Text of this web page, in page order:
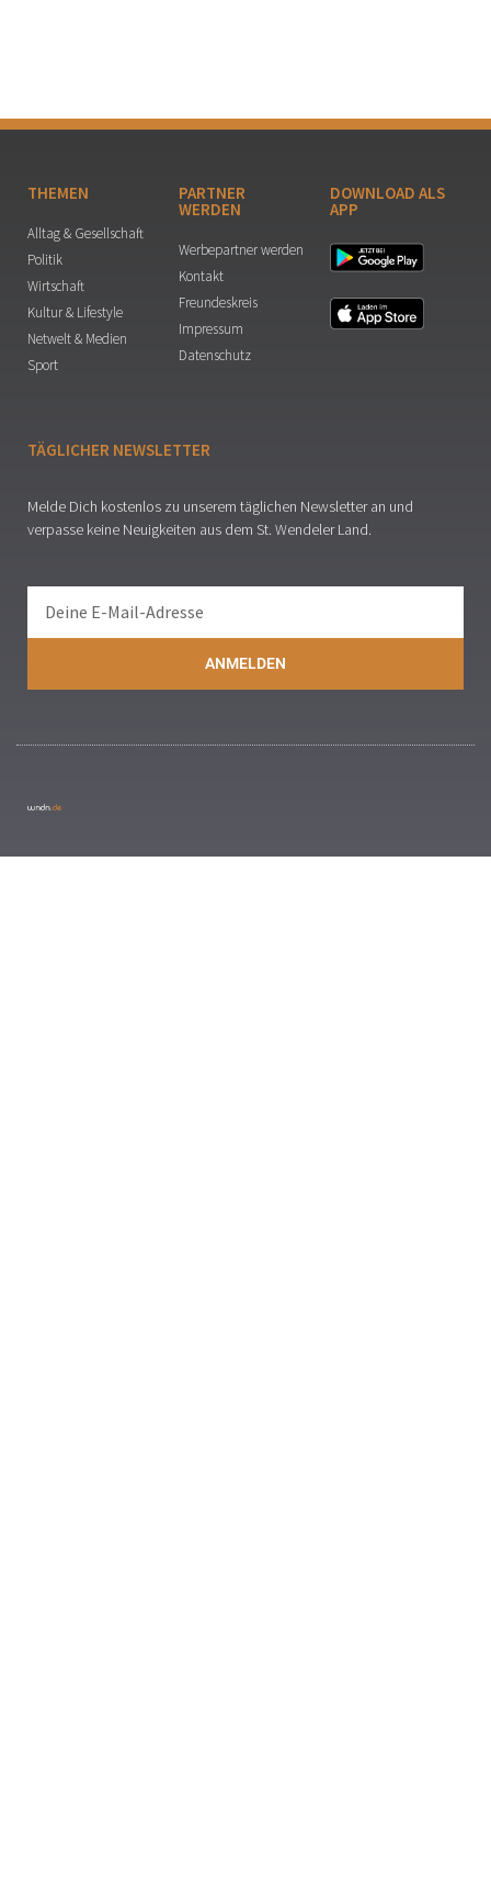
THEMEN
Alltag & Gesellschaft
Politik
Wirtschaft
Kultur & Lifestyle
Netwelt & Medien
Sport
PARTNER
WERDEN
Werbepartner werden
Kontakt
Freundeskreis
Impressum
Datenschutz
DOWNLOAD ALS
APP
TÄGLICHER NEWSLETTER
Melde Dich kostenlos zu unserem täglichen Newsletter an und
verpasse keine Neuigkeiten aus dem St. Wendeler Land.
ANMELDEN